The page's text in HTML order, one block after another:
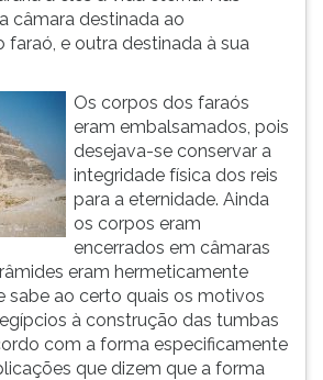
câmara destinada ao
e outra destinada à sua
Os corpos dos faraós
eram embalsamados, pois
desejava-se conservar a
integridade física dos reis
para a eternidade. Ainda
os corpos eram
encerrados em câmaras
eram hermeticamente
sabe ao certo quais os motivos
à construção das tumbas
com a forma especificamente
que dizem que a forma